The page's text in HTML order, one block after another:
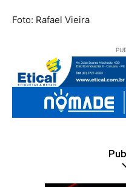
Foto: Rafael Vieira